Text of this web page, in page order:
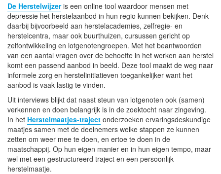
De Herstelwijzeris een online tool waardoor mensen met
depressie het herstelaanbod in hun regio kunnen bekijken. Denk
daarbij bijvoorbeeld aan herstelacademies, zelfregie- en
herstelcentra, maar ook buurthuizen, cursussen gericht op
zelfontwikkeling en lotgenotengroepen. Met het beantwoorden
van een aantal vragen over de behoefte in het werken aan herstel
komt een passend aanbod in beeld. Deze tool maakt de weg naar
informele zorg en herstelinitiatieven toegankelijker want het
aanbod is vaak lastig te vinden.
Uit interviews blijkt dat naast steun van lotgenoten ook (samen)
verkennen en doen belangrijk is in de zoektocht naar zingeving.
In het Herstelmaatjes-traject onderzoeken ervaringsdeskundige
maatjes samen met de deelnemers welke stappen ze kunnen
zetten om weer mee te doen, en ertoe te doen in de
maatschappij. Op hun eigen manier en in hun eigen tempo, maar
wel met een gestructureerd traject en een persoonlijk
herstelmaatje.